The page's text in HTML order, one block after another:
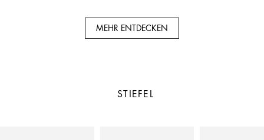
MEHR ENTDECKEN
STIEFEL